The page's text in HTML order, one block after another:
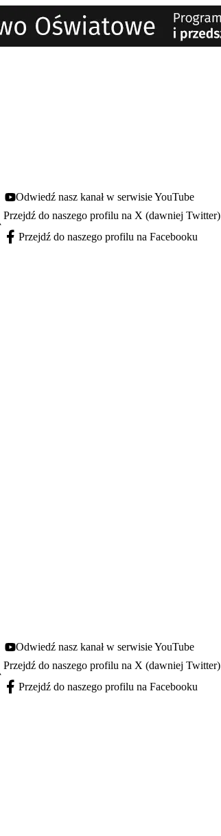
Youtube - otwiera się w nowej karcie
Odwiedź nasz kanał w serwisie YouTube
się w nowej karcie
Przejdź do naszego profilu na X (dawniej Twitter)
Facebook - otwiera się w nowej karcie
Przejdź do naszego profilu na Facebooku
Youtube - otwiera się w nowej karcie
Odwiedź nasz kanał w serwisie YouTube
się w nowej karcie
Przejdź do naszego profilu na X (dawniej Twitter)
Facebook - otwiera się w nowej karcie
Przejdź do naszego profilu na Facebooku